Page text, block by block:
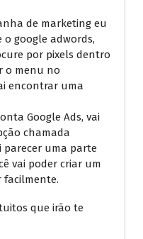
de marketing eu
o google adwords,
por pixels dentro
o menu no
encontrar uma
Google Ads, vai
chamada
parecer uma parte
vai poder criar um
facilmente.
que irão te